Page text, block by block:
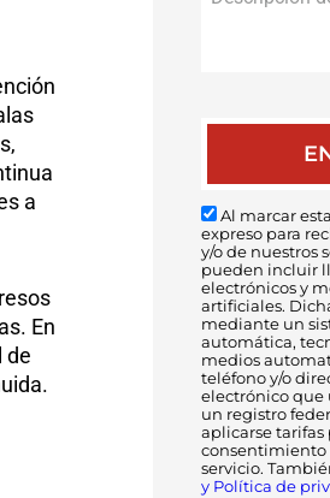
a
En
de
Al marcar
expreso para
y/o de nuestros
pueden incluir
electrónicos y
artificiales.
mediante un
automática,
medios
teléfono y/o
electrónico que
un registro
aplicarse tarifas
consentimiento
servicio.
y Política de